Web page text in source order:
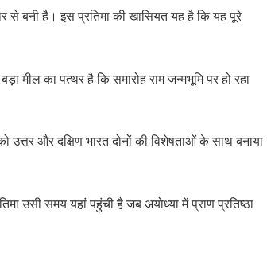
बनी है। इस प्रतिमा की खासियत यह है कि यह पूरे
मील का पत्थर है कि समारोह राम जन्मभूमि पर हो रहा
और दक्षिण भारत दोनों की विशेषताओं के साथ बनाया
उसी समय यहां पहुंची है जब अयोध्या में प्राण प्रतिष्ठा